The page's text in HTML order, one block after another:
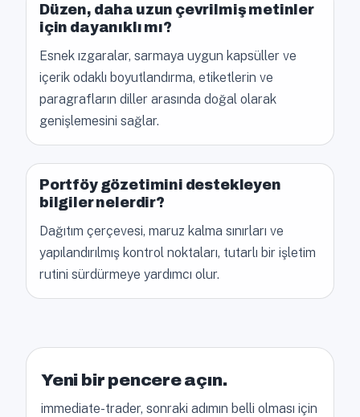
Düzen, daha uzun çevrilmiş metinler
için dayanıklı mı?
Esnek ızgaralar, sarmaya uygun kapsüller ve
içerik odaklı boyutlandırma, etiketlerin ve
paragrafların diller arasında doğal olarak
genişlemesini sağlar.
Portföy gözetimini destekleyen
bilgiler nelerdir?
Dağıtım çerçevesi, maruz kalma sınırları ve
yapılandırılmış kontrol noktaları, tutarlı bir işletim
rutini sürdürmeye yardımcı olur.
Yeni bir pencere açın.
immediate-trader, sonraki adımın belli olması için